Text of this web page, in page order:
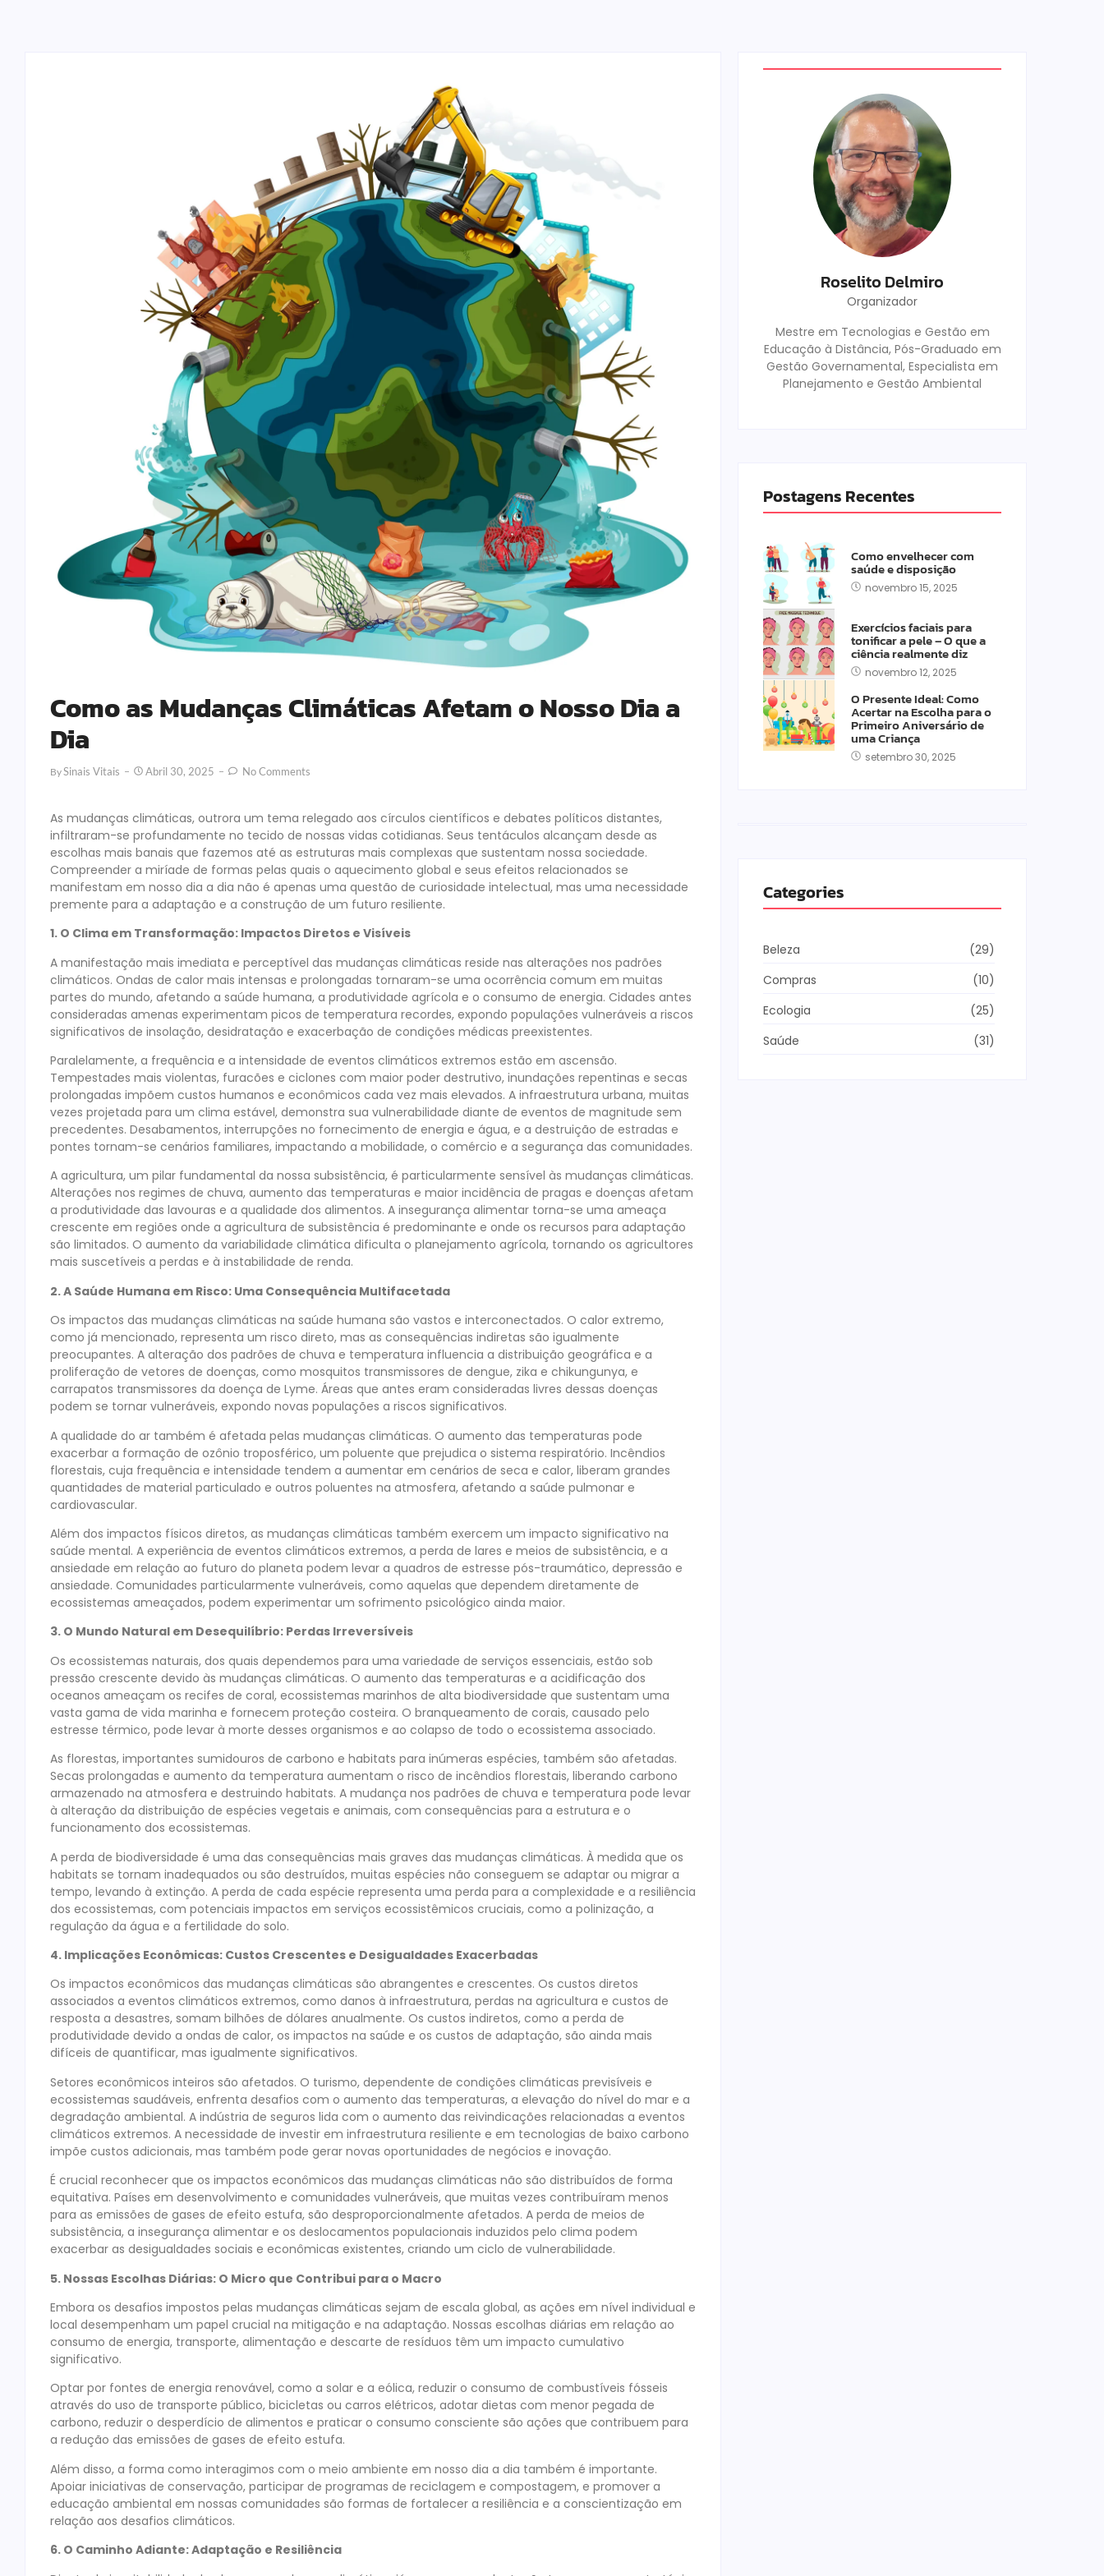
Como as Mudanças Climáticas Afetam o Nosso Dia a
Dia
BySinais Vitais Abril 30, 2025 No Comments
As mudanças climáticas, outrora um tema relegado aos círculos científicos e debates políticos distantes,
infiltraram-se profundamente no tecido de nossas vidas cotidianas. Seus tentáculos alcançam desde as
escolhas mais banais que fazemos até as estruturas mais complexas que sustentam nossa sociedade.
Compreender a miríade de formas pelas quais o aquecimento global e seus efeitos relacionados se
manifestam em nosso dia a dia não é apenas uma questão de curiosidade intelectual, mas uma necessidade
premente para a adaptação e a construção de um futuro resiliente.
1. O Clima em Transformação: Impactos Diretos e Visíveis
A manifestação mais imediata e perceptível das mudanças climáticas reside nas alterações nos padrões
climáticos. Ondas de calor mais intensas e prolongadas tornaram-se uma ocorrência comum em muitas
partes do mundo, afetando a saúde humana, a produtividade agrícola e o consumo de energia. Cidades antes
consideradas amenas experimentam picos de temperatura recordes, expondo populações vulneráveis a riscos
significativos de insolação, desidratação e exacerbação de condições médicas preexistentes.
Paralelamente, a frequência e a intensidade de eventos climáticos extremos estão em ascensão.
Tempestades mais violentas, furacões e ciclones com maior poder destrutivo, inundações repentinas e secas
prolongadas impõem custos humanos e econômicos cada vez mais elevados. A infraestrutura urbana, muitas
vezes projetada para um clima estável, demonstra sua vulnerabilidade diante de eventos de magnitude sem
precedentes. Desabamentos, interrupções no fornecimento de energia e água, e a destruição de estradas e
pontes tornam-se cenários familiares, impactando a mobilidade, o comércio e a segurança das comunidades.
A agricultura, um pilar fundamental da nossa subsistência, é particularmente sensível às mudanças climáticas.
Alterações nos regimes de chuva, aumento das temperaturas e maior incidência de pragas e doenças afetam
a produtividade das lavouras e a qualidade dos alimentos. A insegurança alimentar torna-se uma ameaça
crescente em regiões onde a agricultura de subsistência é predominante e onde os recursos para adaptação
são limitados. O aumento da variabilidade climática dificulta o planejamento agrícola, tornando os agricultores
mais suscetíveis a perdas e à instabilidade de renda.
2. A Saúde Humana em Risco: Uma Consequência Multifacetada
Os impactos das mudanças climáticas na saúde humana são vastos e interconectados. O calor extremo,
como já mencionado, representa um risco direto, mas as consequências indiretas são igualmente
preocupantes. A alteração dos padrões de chuva e temperatura influencia a distribuição geográfica e a
proliferação de vetores de doenças, como mosquitos transmissores de dengue, zika e chikungunya, e
carrapatos transmissores da doença de Lyme. Áreas que antes eram consideradas livres dessas doenças
podem se tornar vulneráveis, expondo novas populações a riscos significativos.
A qualidade do ar também é afetada pelas mudanças climáticas. O aumento das temperaturas pode
exacerbar a formação de ozônio troposférico, um poluente que prejudica o sistema respiratório. Incêndios
florestais, cuja frequência e intensidade tendem a aumentar em cenários de seca e calor, liberam grandes
quantidades de material particulado e outros poluentes na atmosfera, afetando a saúde pulmonar e
cardiovascular.
Além dos impactos físicos diretos, as mudanças climáticas também exercem um impacto significativo na
saúde mental. A experiência de eventos climáticos extremos, a perda de lares e meios de subsistência, e a
ansiedade em relação ao futuro do planeta podem levar a quadros de estresse pós-traumático, depressão e
ansiedade. Comunidades particularmente vulneráveis, como aquelas que dependem diretamente de
ecossistemas ameaçados, podem experimentar um sofrimento psicológico ainda maior.
3. O Mundo Natural em Desequilíbrio: Perdas Irreversíveis
Os ecossistemas naturais, dos quais dependemos para uma variedade de serviços essenciais, estão sob
pressão crescente devido às mudanças climáticas. O aumento das temperaturas e a acidificação dos
oceanos ameaçam os recifes de coral, ecossistemas marinhos de alta biodiversidade que sustentam uma
vasta gama de vida marinha e fornecem proteção costeira. O branqueamento de corais, causado pelo
estresse térmico, pode levar à morte desses organismos e ao colapso de todo o ecossistema associado.
As florestas, importantes sumidouros de carbono e habitats para inúmeras espécies, também são afetadas.
Secas prolongadas e aumento da temperatura aumentam o risco de incêndios florestais, liberando carbono
armazenado na atmosfera e destruindo habitats. A mudança nos padrões de chuva e temperatura pode levar
à alteração da distribuição de espécies vegetais e animais, com consequências para a estrutura e o
funcionamento dos ecossistemas.
A perda de biodiversidade é uma das consequências mais graves das mudanças climáticas. À medida que os
habitats se tornam inadequados ou são destruídos, muitas espécies não conseguem se adaptar ou migrar a
tempo, levando à extinção. A perda de cada espécie representa uma perda para a complexidade e a resiliência
dos ecossistemas, com potenciais impactos em serviços ecossistêmicos cruciais, como a polinização, a
regulação da água e a fertilidade do solo.
4. Implicações Econômicas: Custos Crescentes e Desigualdades Exacerbadas
Os impactos econômicos das mudanças climáticas são abrangentes e crescentes. Os custos diretos
associados a eventos climáticos extremos, como danos à infraestrutura, perdas na agricultura e custos de
resposta a desastres, somam bilhões de dólares anualmente. Os custos indiretos, como a perda de
produtividade devido a ondas de calor, os impactos na saúde e os custos de adaptação, são ainda mais
difíceis de quantificar, mas igualmente significativos.
Setores econômicos inteiros são afetados. O turismo, dependente de condições climáticas previsíveis e
ecossistemas saudáveis, enfrenta desafios com o aumento das temperaturas, a elevação do nível do mar e a
degradação ambiental. A indústria de seguros lida com o aumento das reivindicações relacionadas a eventos
climáticos extremos. A necessidade de investir em infraestrutura resiliente e em tecnologias de baixo carbono
impõe custos adicionais, mas também pode gerar novas oportunidades de negócios e inovação.
É crucial reconhecer que os impactos econômicos das mudanças climáticas não são distribuídos de forma
equitativa. Países em desenvolvimento e comunidades vulneráveis, que muitas vezes contribuíram menos
para as emissões de gases de efeito estufa, são desproporcionalmente afetados. A perda de meios de
subsistência, a insegurança alimentar e os deslocamentos populacionais induzidos pelo clima podem
exacerbar as desigualdades sociais e econômicas existentes, criando um ciclo de vulnerabilidade.
5. Nossas Escolhas Diárias: O Micro que Contribui para o Macro
Embora os desafios impostos pelas mudanças climáticas sejam de escala global, as ações em nível individual e
local desempenham um papel crucial na mitigação e na adaptação. Nossas escolhas diárias em relação ao
consumo de energia, transporte, alimentação e descarte de resíduos têm um impacto cumulativo
significativo.
Optar por fontes de energia renovável, como a solar e a eólica, reduzir o consumo de combustíveis fósseis
através do uso de transporte público, bicicletas ou carros elétricos, adotar dietas com menor pegada de
carbono, reduzir o desperdício de alimentos e praticar o consumo consciente são ações que contribuem para
a redução das emissões de gases de efeito estufa.
Além disso, a forma como interagimos com o meio ambiente em nosso dia a dia também é importante.
Apoiar iniciativas de conservação, participar de programas de reciclagem e compostagem, e promover a
educação ambiental em nossas comunidades são formas de fortalecer a resiliência e a conscientização em
relação aos desafios climáticos.
6. O Caminho Adiante: Adaptação e Resiliência
Roselito Delmiro
Organizador
Mestre em Tecnologias e Gestão em
Educação à Distância, Pós-Graduado em
Gestão Governamental, Especialista em
Planejamento e Gestão Ambiental
Postagens Recentes
Como envelhecer com
saúde e disposição
novembro 15, 2025
Exercícios faciais para
tonificar a pele – O que a
ciência realmente diz
novembro 12, 2025
O Presente Ideal: Como
Acertar na Escolha para o
Primeiro Aniversário de
uma Criança
setembro 30, 2025
Categories
Beleza
(29)
Compras
(10)
Ecologia
(25)
Saúde
(31)